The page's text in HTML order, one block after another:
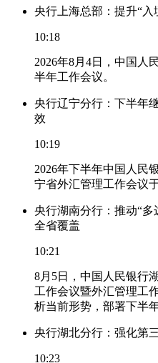
央行上海总部：提升“入
10:18
2026年8月4日，中国人
半年工作会议。
央行辽宁分行：下半年
效
10:19
2026年下半年中国人民
宁省外汇管理工作会议
央行湖南分行：推动“
全省覆盖
10:21
8月5日，中国人民银行
工作会议暨外汇管理工
析当前形势，部署下半
央行湖北分行：强化第
10:23